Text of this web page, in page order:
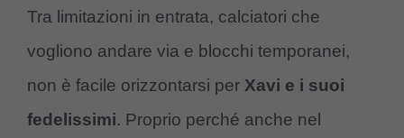
Tra limitazioni in entrata, calciatori che
vogliono andare via e blocchi temporanei,
non è facile orizzontarsi per Xavi e i suoi
fedelissimi. Proprio perché anche nel